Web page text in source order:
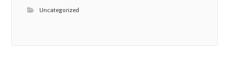
Uncategorized